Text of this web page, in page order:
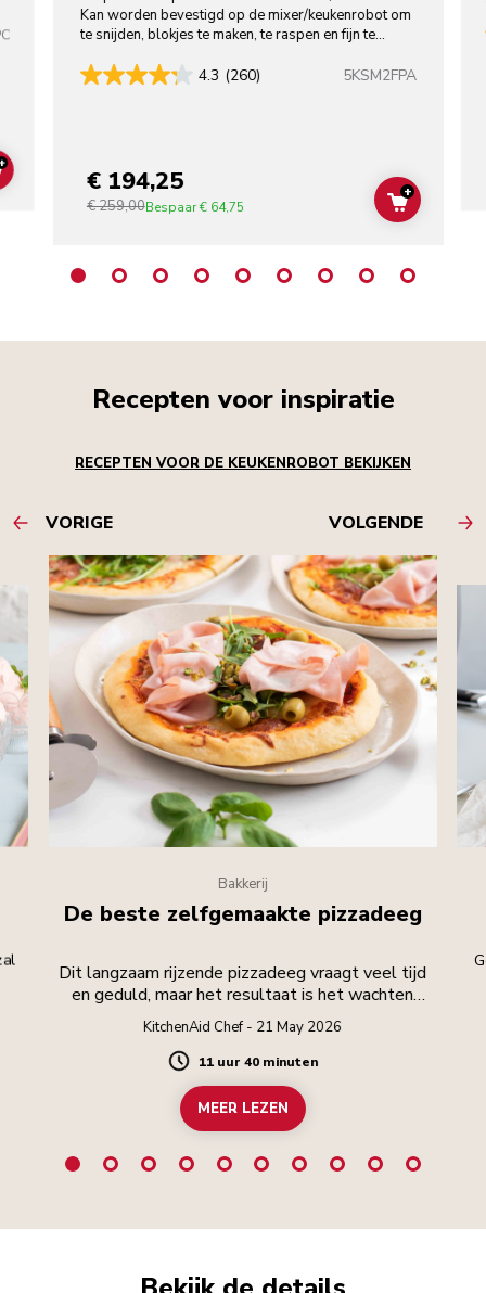
ADD TO CART
Kan worden bevestigd op de mixer/keukenrobot om
te snijden, blokjes te maken, te raspen en fijn te
4.3 (260) 5KSM2FPA
€ 194,25
€ 259,00Bespaar€ 64,75 ADD TO
+
Recepten voor inspiratie
RECEPTEN VOOR DE KEUKENROBOT BEKIJKEN
VORIGE VOLGENDE
Bakkerij
De beste zelfgemaakte pizzadeeg
Dit langzaam rijzende pizzadeeg vraagt veel tijd
en geduld, maar het resultaat is het wachten
waard.
KitchenAid Chef - 21 May 2026
Duration
11 uur 40 minuten
MEER LEZEN